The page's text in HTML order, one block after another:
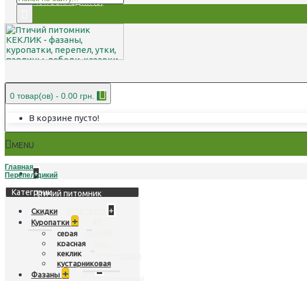
0 товар(ов) - 0.00 грн.
В корзине пусто!
MENU
+
Птичий питомник
Куропатки
+
серая
кеклик
кустарниковая
Фазаны
+
Главная
Перепел дикий
Категории
Скидки
Куропатки +
серая
красная
кеклик
кустарниковая
Фазаны +